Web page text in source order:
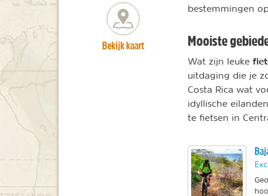
bestemmingen
Mooiste
Wat zijn leuke
uitdaging die je
Costa Rica wat
idyllische
te fietsen in
Bekijk kaart